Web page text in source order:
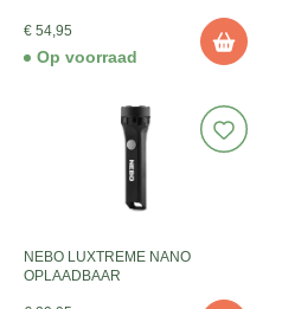
€ 54,95
Op voorraad
NEBO LUXTREME NANO
OPLAADBAAR